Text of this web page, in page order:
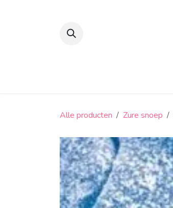
Alle producten Zure snoep